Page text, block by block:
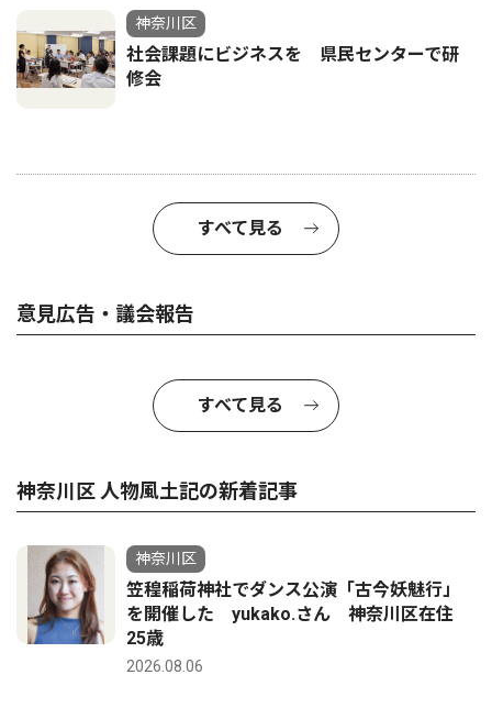
神奈川区
社会課題にビジネスを 県民センターで研
修会
すべて見る
意見広告・議会報告
すべて見る
神奈川区 人物風土記の新着記事
神奈川区
笠䅣稲荷神社でダンス公演「古今妖魅行」
を開催した yukako.さん 神奈川区在住
25歳
2026.08.06